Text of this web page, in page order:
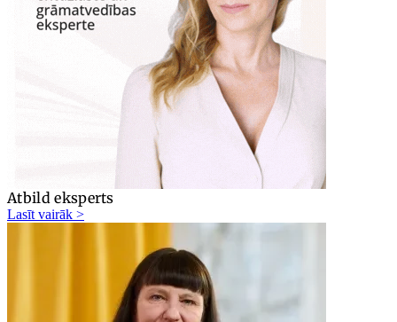
Atbild eksperts
Lasīt vairāk >